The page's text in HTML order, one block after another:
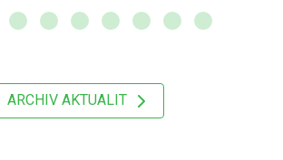
ARCHIV AKTUALIT